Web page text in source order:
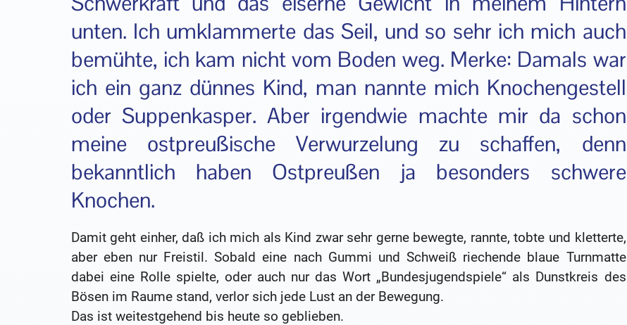
unten. Ich umklammerte das Seil, und so sehr ich mich auch
bemühte, ich kam nicht vom Boden weg. Merke: Damals war
ich ein ganz dünnes Kind, man nannte mich Knochengestell
oder Suppenkasper. Aber irgendwie machte mir da schon
meine ostpreußische Verwurzelung zu schaffen, denn
bekanntlich haben Ostpreußen ja besonders schwere
Knochen.
Damit geht einher, daß ich mich als Kind zwar sehr gerne bewegte, rannte, tobte und kletterte,
aber eben nur Freistil. Sobald eine nach Gummi und Schweiß riechende blaue Turnmatte
dabei eine Rolle spielte, oder auch nur das Wort „Bundesjugendspiele“ als Dunstkreis des
Bösen im Raume stand, verlor sich jede Lust an der Bewegung.
Das ist weitestgehend bis heute so geblieben.